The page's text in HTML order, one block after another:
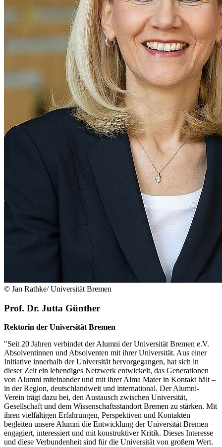
© Jan Rathke/ Universität Bremen
Prof. Dr. Jutta Günther
Rektorin der Universität Bremen
"Seit 20 Jahren verbindet der Alumni der Universität Bremen e.V.
Absolventinnen und Absolventen mit ihrer Universität. Aus einer
Initiative innerhalb der Universität hervorgegangen, hat sich in
dieser Zeit ein lebendiges Netzwerk entwickelt, das Generationen
von Alumni miteinander und mit ihrer Alma Mater in Kontakt hält –
in der Region, deutschlandweit und international. Der Alumni-
Verein trägt dazu bei, den Austausch zwischen Universität,
Gesellschaft und dem Wissenschaftsstandort Bremen zu stärken. Mit
ihren vielfältigen Erfahrungen, Perspektiven und Kontakten
begleiten unsere Alumni die Entwicklung der Universität Bremen –
engagiert, interessiert und mit konstruktiver Kritik. Dieses Interesse
und diese Verbundenheit sind für die Universität von großem Wert.